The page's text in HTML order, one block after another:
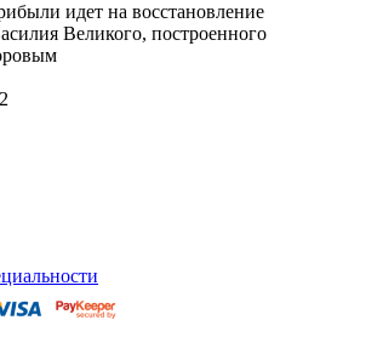
идет на восстановление
Великого, построенного